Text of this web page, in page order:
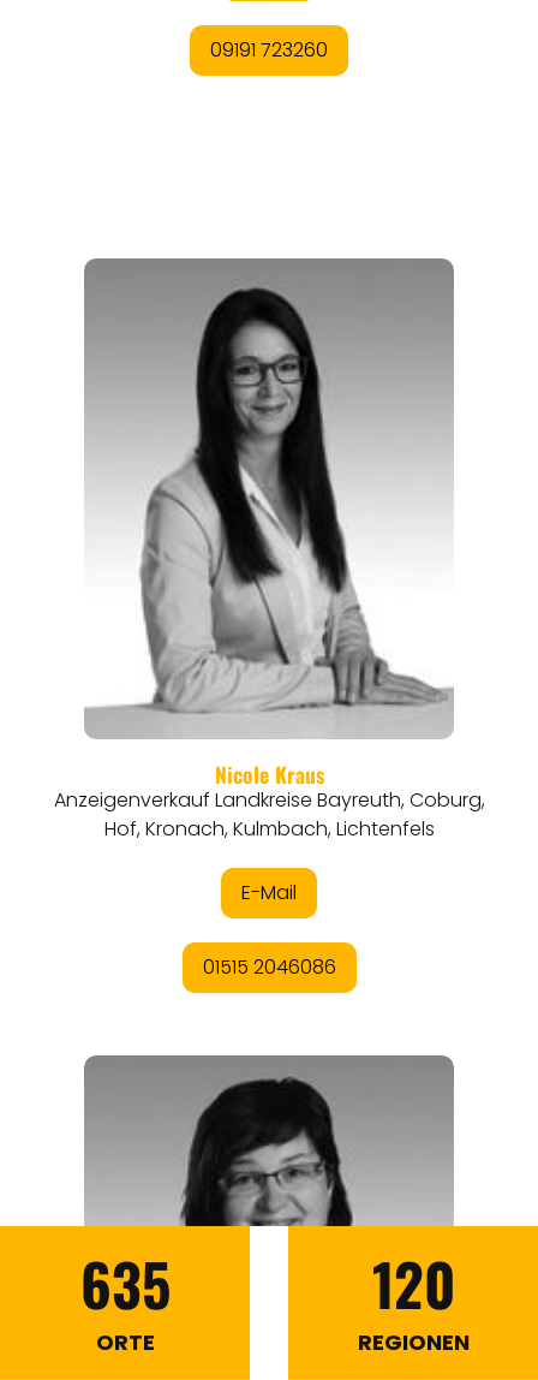
635
ORTE
120
REGIONEN